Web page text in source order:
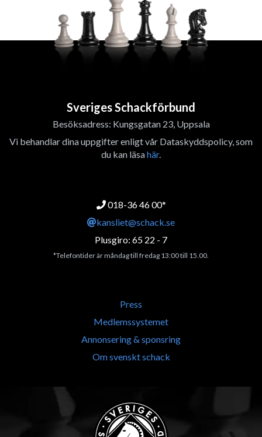
Sveriges Schackförbund
Besöksadress: Kungsgatan 23, Uppsala
Vi behandlar dina uppgifter enligt vår Dataskyddspolicy, som
du kan läsahär.
018-36 46 00*
kansliet@schack.se
Plusgiro: 65 22 - 7
*Telefontider är måndag till fredag 13:00 till 15.00.
Press
Medlemssystemet
Annonsering & sponsring
Om svenskt schack